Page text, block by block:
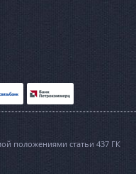
положениями статьи 437 ГК